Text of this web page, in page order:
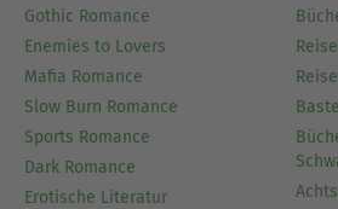
Gothic Romance
Enemies to Lovers
Mafia Romance
Slow Burn Romance
Sports Romance
Dark Romance
Erotische Literatur